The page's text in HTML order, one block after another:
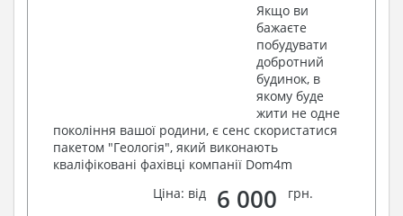
Якщо ви
бажаєте
побудувати
добротний
будинок, в
якому буде
жити не одне
покоління вашої родини, є сенс скористатися
пакетом "Геологія", який виконають
кваліфіковані фахівці компанії Dom4m
Ціна: від
6 000 грн.